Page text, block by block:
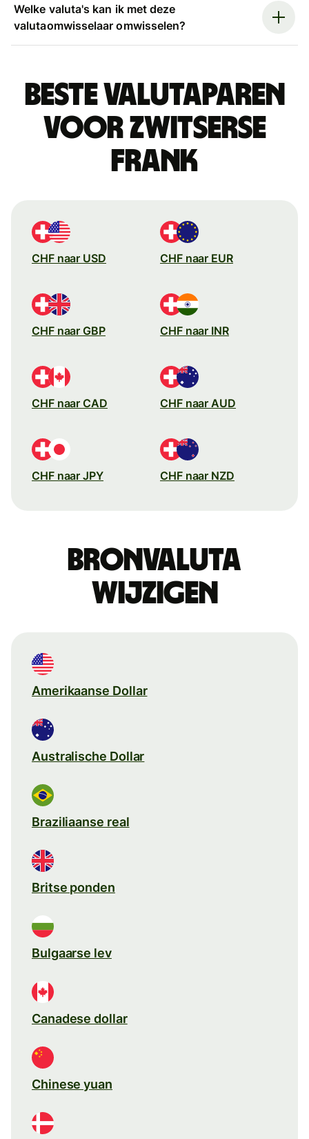
Welke valuta's kan ik met deze
valutaomwisselaar omwisselen?
Beste valutaparen
voor Zwitserse
frank
CHF naar USD CHF naar EUR
CHF naar GBP CHF naar INR
CHF naar CAD CHF naar AUD
CHF naar JPY CHF naar NZD
Bronvaluta
wijzigen
Amerikaanse Dollar
Australische Dollar
Braziliaanse real
Britse ponden
Bulgaarse lev
Canadese dollar
Chinese yuan